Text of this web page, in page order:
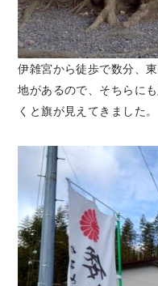
伊雑宮から徒歩で数分、
地があるので、そちらに
くと旗が見えてきました。